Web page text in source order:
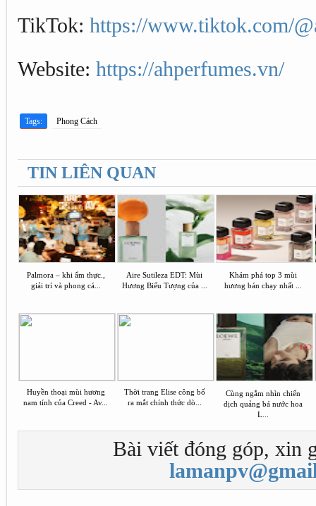
TikTok: https://www.tiktok.com/
Website: https://ahperfumes.vn/
Tags: Phong Cách
TIN LIÊN QUAN
Palmora – khi ẩm thực.,
giải trí và phong cá...
Aire Sutileza EDT: Mùi
Hương Biểu Tượng của ...
Khám phá top 3 mùi
hương bán chạy nhất ...
Huyền thoại mùi hương
nam tính của Creed - Av...
Thời trang Elise công bố
ra mắt chính thức dò...
Cùng ngắm nhìn chiến
dịch quảng bá nước hoa
L...
Bài viết đóng góp, xin